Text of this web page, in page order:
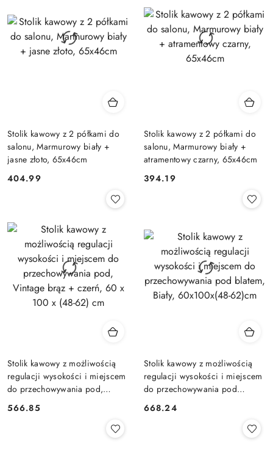
Stolik kawowy z 2 półkami do
salonu, Marmurowy biały +
jasne złoto, 65x46cm
Cena:
404.99
Stolik kawowy z 2 półkami do
salonu, Marmurowy biały +
atramentowy czarny, 65x46cm
Cena:
394.19
Stolik kawowy z możliwością
regulacji wysokości i miejscem
do przechowywania pod,
x (48-62) cm
Cena:
566.85
Stolik kawowy z możliwością
regulacji wysokości i miejscem
do przechowywania pod
62)cm
Cena:
668.24